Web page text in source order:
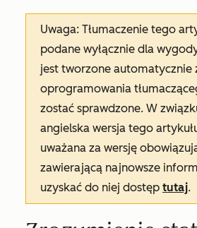
Uwaga: Tłumaczenie tego
podane wyłącznie dla
jest tworzone automatycznie
oprogramowania
zostać sprawdzone. W
angielska wersja tego
uważana za wersję
zawierającą najnowsze
uzyskać do niej dostęp tutaj.